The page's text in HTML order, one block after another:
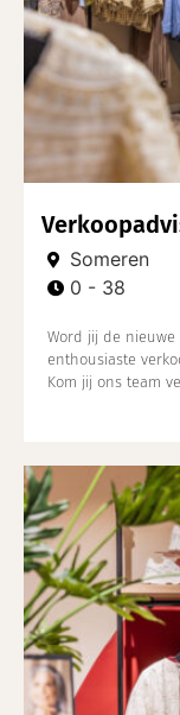
Someren
0 - 38
Word jij de nieuwe
enthousiaste
Kom jij ons team